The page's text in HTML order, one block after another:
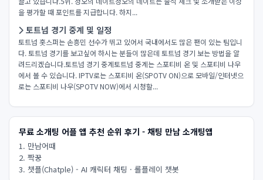
을 평가할 때 포인트를 지급합니다. 하지...
토트넘 경기 중계 및 일정
토트넘 홋스퍼는 손흥민 선수가 뛰고 있어서 국내에서도 많은 팬이 있는 팀입니
다. 토트넘 경기를 보고싶어 하시는 분들이 많은데 토트넘 경기 보는 방법을 알
려드리겠습니다.토트넘 경기 중계토트넘 중계는 스포티비 온 및 스포티비 나우
에서 볼 수 있습니다. IPTV로는 스포티비 온(SPOTV ON)으로 모바일/인터넷으
로는 스포티비 나우(SPOTV NOW)에서 시청할...
무료 소개팅 어플 앱 추천 순위 후기 - 채팅 만남 소개팅앱
1. 만남어때
2. 짝꿍
3. 챗플(Chatple) - AI 캐릭터 채팅 · 롤플레이 챗봇